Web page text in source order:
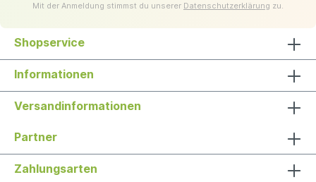
Mit der Anmeldung stimmst du unserer Datenschutzerklärung zu.
Shopservice
Informationen
Versandinformationen
Partner
Zahlungsarten